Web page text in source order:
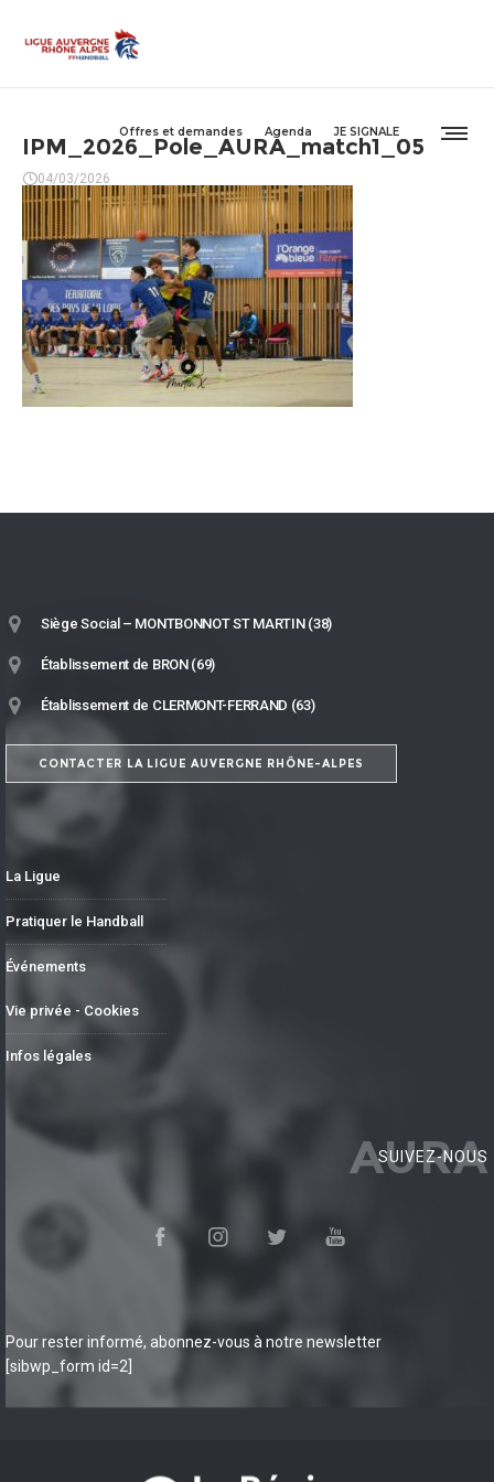
Offres et demandes Agenda JE SIGNALE
IPM_2026_Pole_AURA_match1_05
04/03/2026
Siège Social – MONTBONNOT ST MARTIN (38)
Établissement de BRON (69)
Établissement de CLERMONT-FERRAND (63)
CONTACTER LA LIGUE AUVERGNE RHÔNE-ALPES
La Ligue
Pratiquer le Handball
Événements
Vie privée - Cookies
Infos légales
AURA
SUIVEZ-NOUS
Pour rester informé, abonnez-vous à notre newsletter
[sibwp_form id=2]